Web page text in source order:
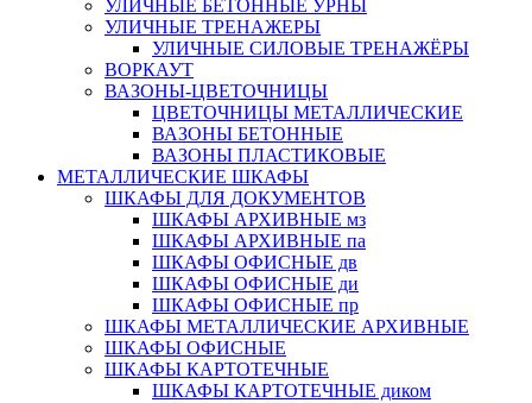
УЛИЧНЫЕ БЕТОННЫЕ УРНЫ
УЛИЧНЫЕ ТРЕНАЖЕРЫ
УЛИЧНЫЕ СИЛОВЫЕ ТРЕНАЖЁРЫ
ВОРКАУТ
ВАЗОНЫ-ЦВЕТОЧНИЦЫ
ЦВЕТОЧНИЦЫ МЕТАЛЛИЧЕСКИЕ
ВАЗОНЫ БЕТОННЫЕ
ВАЗОНЫ ПЛАСТИКОВЫЕ
МЕТАЛЛИЧЕСКИЕ ШКАФЫ
ШКАФЫ ДЛЯ ДОКУМЕНТОВ
ШКАФЫ АРХИВНЫЕ мз
ШКАФЫ АРХИВНЫЕ па
ШКАФЫ ОФИСНЫЕ дв
ШКАФЫ ОФИСНЫЕ ди
ШКАФЫ ОФИСНЫЕ пр
ШКАФЫ МЕТАЛЛИЧЕСКИЕ АРХИВНЫЕ
ШКАФЫ ОФИСНЫЕ
ШКАФЫ КАРТОТЕЧНЫЕ
ШКАФЫ КАРТОТЕЧНЫЕ диком